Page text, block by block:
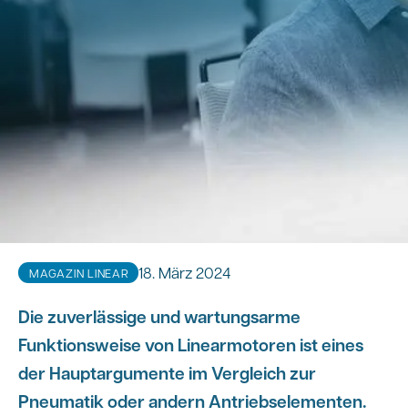
MAGAZIN LINEAR 18. März 2024
Die zuverlässige und wartungsarme
Funktionsweise von Linearmotoren ist eines
der Hauptargumente im Vergleich zur
Pneumatik oder andern Antriebselementen.